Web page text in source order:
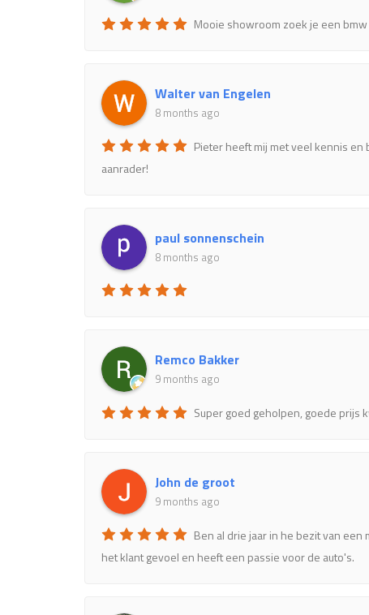
Mooie showroom zoek je een
Walter van Engelen
8 months ago
Pieter heeft mij met veel kennis
aanrader!
paul sonnenschein
8 months ago
Remco Bakker
9 months ago
Super goed geholpen, goede prijs
John de groot
9 months ago
Ben al drie jaar in he bezit van
het klant gevoel en heeft een passie voor de auto's.